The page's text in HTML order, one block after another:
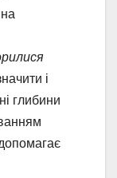
і
глибини